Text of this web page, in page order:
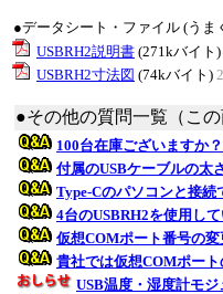
●データシート・ファイル (う
USBRH2説明書 (271kバイト)
USBRH2寸法図 (74kバイト)
●その他の質問一覧（この
100台在庫ございますか？
付属のUSBケーブルの太
Type-Cのパソコンと接続
4台のUSBRH2を使用し
仮想COMポート番号の変
貴社では仮想COMポー
USB温度・湿度計モジ